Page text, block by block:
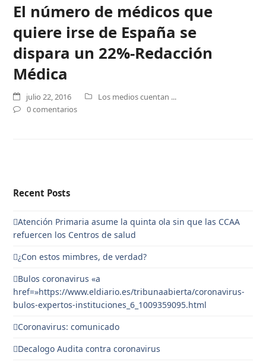
El número de médicos que
quiere irse de España se
dispara un 22%-Redacción
Médica
julio 22, 2016
Los medios cuentan ...
0 comentarios
Recent Posts
Atención Primaria asume la quinta ola sin que las CCAA
refuercen los Centros de salud
¿Con estos mimbres, de verdad?
Bulos coronavirus «a
href=»https://www.eldiario.es/tribunaabierta/coronavirus-
bulos-expertos-instituciones_6_1009359095.html
Coronavirus: comunicado
Decalogo Audita contra coronavirus